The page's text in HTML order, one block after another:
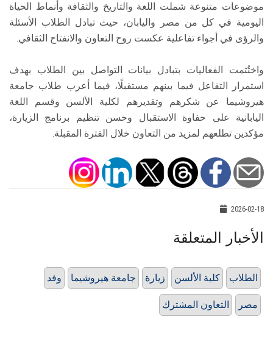
موضوعات متنوعة شملت اللغة والتاريخ والثقافة وأنماط الحياة
اليومية في كل من مصر واليابان، حيث تبادل الطلاب الأسئلة
والرؤى في أجواء تفاعلية عكست روح التعاون والانفتاح الثقافي.
واختُتمت الفعاليات بتبادل بيانات التواصل بين الطلاب بهدف
استمرار التفاعل فيما بينهم مستقبلًا، فيما أعرب طلاب جامعة
هيروشيما عن شكرهم وتقديرهم لكلية الألسن وقسم اللغة
اليابانية على حفاوة الاستقبال وحسن تنظيم برنامج الزيارة،
مؤكدين تطلعهم لمزيد من التعاون خلال الفترة المقبلة.
2026-02-18
الأخبار المتعلقة
وفد جامعة هيروشيما زيارة كلية الألسن الطلاب
التعاون المشترك مصر